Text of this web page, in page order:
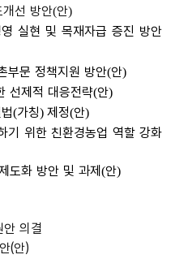
선 방안(안)
실현 및 목재자급 증진 방안
부문 정책지원 방안(안)
선제적 대응전략(안)
(가칭) 제정(안)
기 위한 친환경농업 역할 강화
도화 방안 및 과제(안)
의결
(안)